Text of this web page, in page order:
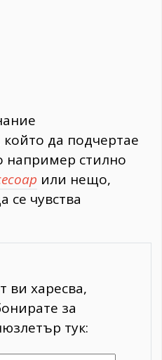
да подчертае
например стилно
или нещо,
се чувства
ви харесва,
за
тук: